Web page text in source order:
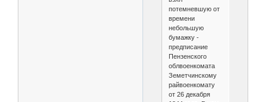
потемневшую от
времени
небольшую
бумажку -
предписание
Пензенского
облвоенкомата
Земетчинскому
райвоенкомату
от 26 декабря